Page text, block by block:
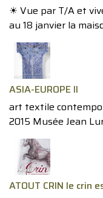
☀︎ Vue par T/A et
au 18 janvier la
ASIA-EUROPE II
art textile
2015 Musée Jean
ATOUT CRIN le crin